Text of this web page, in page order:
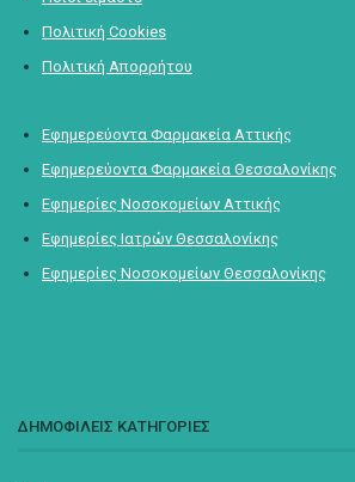
Πολιτική Cookies
Πολιτική Απορρήτου
Εφημερεύοντα Φαρμακεία Αττικής
Εφημερεύοντα Φαρμακεία Θεσσαλονίκης
Εφημερίες Νοσοκομείων Αττικής
Εφημερίες Ιατρών Θεσσαλονίκης
Εφημερίες Νοσοκομείων Θεσσαλονίκης
ΔΗΜΟΦΙΛΕΙΣ ΚΑΤΗΓΟΡΙΕΣ